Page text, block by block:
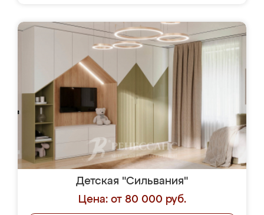
Детская "Сильвания"
Цена: от 80 000 руб.